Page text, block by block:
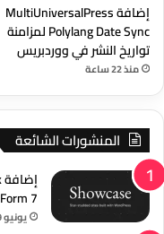
إضافة MultiUniversalPress
Polylang Date Sync لمزامنة
تواريخ النشر في ووردبريس
منذ 22 ساعة
المنشورات الشائعة
Form 7 | الحل المجاني المتكامل
يونيو 19, 2026